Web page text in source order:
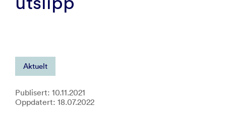
Aktuelt
Publisert: 10.11.2021
Oppdatert: 18.07.2022